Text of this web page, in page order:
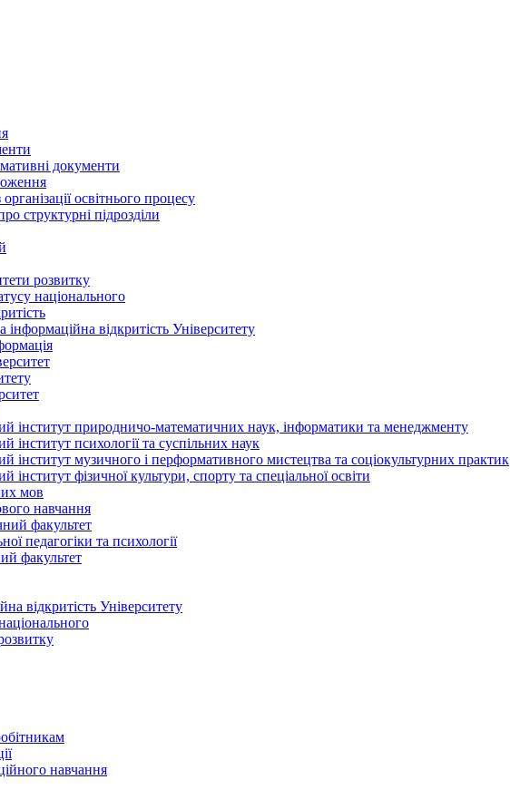
документи
освітнього процесу
структурні підрозділи
розвитку
національного
інформаційна відкритість Університету
інститут природничо-математичних наук, інформатики та менеджменту
інститут психології та суспільних наук
інститут музичного і перформативного мистецтва та соціокультурних практик
інститут фізичної культури, спорту та спеціальної освіти
мов
навчання
факультет
педагогіки та психології
факультет
відкритість Університету
навчання